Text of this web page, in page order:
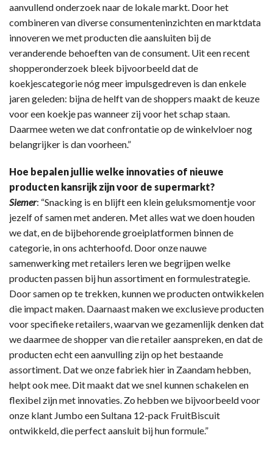
aanvullend onderzoek naar de lokale markt. Door het
combineren van diverse consumenteninzichten en marktdata
innoveren we met producten die aansluiten bij de
veranderende behoeften van de consument. Uit een recent
shopperonderzoek bleek bijvoorbeeld dat de
koekjescategorie nóg meer impulsgedreven is dan enkele
jaren geleden: bijna de helft van de shoppers maakt de keuze
voor een koekje pas wanneer zij voor het schap staan.
Daarmee weten we dat confrontatie op de winkelvloer nog
belangrijker is dan voorheen.”
Hoe bepalen jullie welke innovaties of nieuwe
producten kansrijk zijn voor de supermarkt?
Siemer: “Snacking is en blijft een klein geluksmomentje voor
jezelf of samen met anderen. Met alles wat we doen houden
we dat, en de bijbehorende groeiplatformen binnen de
categorie, in ons achterhoofd. Door onze nauwe
samenwerking met retailers leren we begrijpen welke
producten passen bij hun assortiment en formulestrategie.
Door samen op te trekken, kunnen we producten ontwikkelen
die impact maken. Daarnaast maken we exclusieve producten
voor specifieke retailers, waarvan we gezamenlijk denken dat
we daarmee de shopper van die retailer aanspreken, en dat de
producten echt een aanvulling zijn op het bestaande
assortiment. Dat we onze fabriek hier in Zaandam hebben,
helpt ook mee. Dit maakt dat we snel kunnen schakelen en
flexibel zijn met innovaties. Zo hebben we bijvoorbeeld voor
onze klant Jumbo een Sultana 12-pack FruitBiscuit
ontwikkeld, die perfect aansluit bij hun formule.”